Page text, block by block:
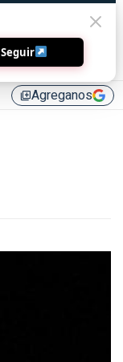
library_addAgreganos
Seguir